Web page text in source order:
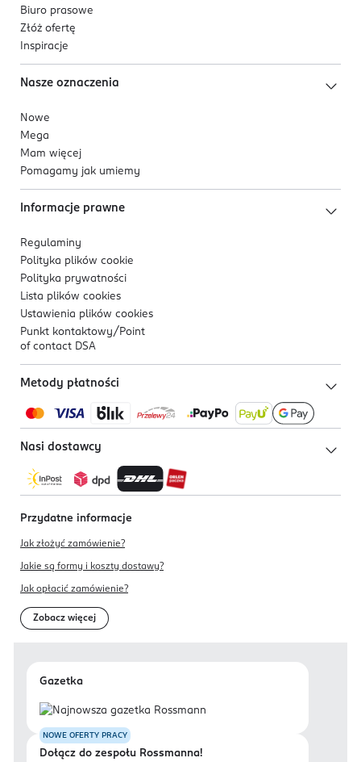
Biuro prasowe
Złóż ofertę
Inspiracje
Nasze oznaczenia
Nowe
Mega
Mam więcej
Pomagamy jak umiemy
Informacje prawne
Regulaminy
Polityka plików cookie
Polityka prywatności
Lista plików cookies
Ustawienia plików cookies
Punkt kontaktowy/ Point
of contact DSA
Metody płatności
Nasi dostawcy
Przydatne informacje
Jak złożyć zamówienie?
Jakie są formy i koszty dostawy?
Jak opłacić zamówienie?
Zobacz więcej
Gazetka
NOWE OFERTY PRACY
Dołącz do zespołu Rossmanna!